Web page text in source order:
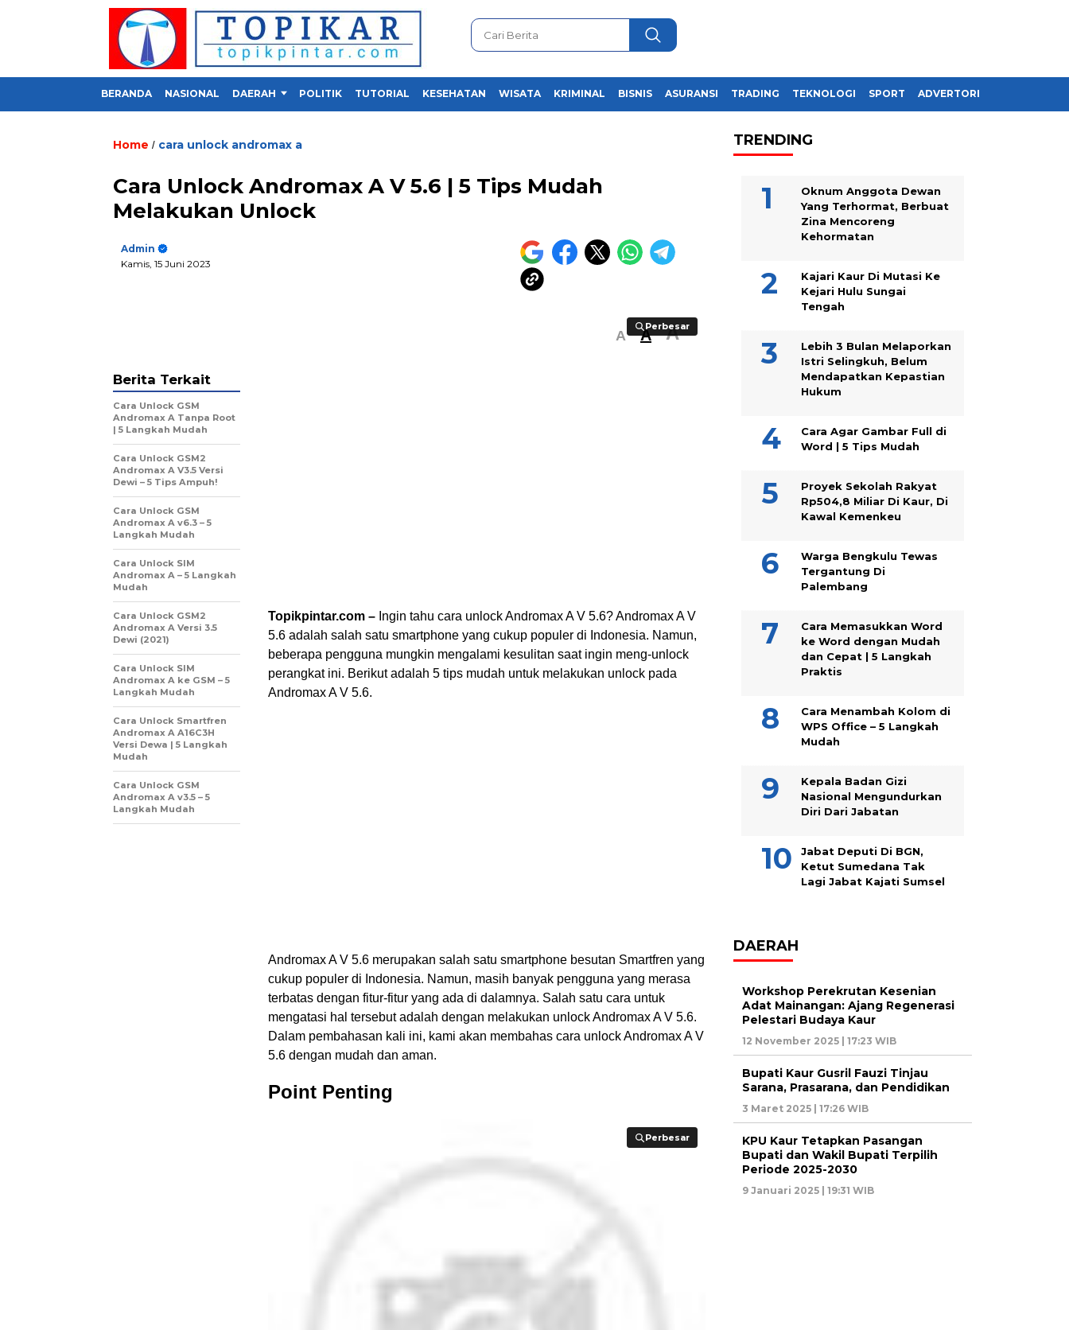
BERANDA NASIONAL DAERAH POLITIK TUTORIAL KESEHATAN WISATA KRIMINAL BISNIS ASURANSI TRADING TEKNOLOGI SPORT ADVERTORIAL
Home / cara unlock andromax a
Cara Unlock Andromax A V 5.6 | 5 Tips Mudah
Melakukan Unlock
Admin
Kamis, 15 Juni 2023
Perbesar
Perbesar
A A A
Topikpintar.com – Ingin tahu cara unlock Andromax A V 5.6? Andromax A V
5.6 adalah salah satu smartphone yang cukup populer di Indonesia. Namun,
beberapa pengguna mungkin mengalami kesulitan saat ingin meng-unlock
perangkat ini. Berikut adalah 5 tips mudah untuk melakukan unlock pada
Andromax A V 5.6.
Andromax A V 5.6 merupakan salah satu smartphone besutan Smartfren yang
cukup populer di Indonesia. Namun, masih banyak pengguna yang merasa
terbatas dengan fitur-fitur yang ada di dalamnya. Salah satu cara untuk
mengatasi hal tersebut adalah dengan melakukan unlock Andromax A V 5.6.
Dalam pembahasan kali ini, kami akan membahas cara unlock Andromax A V
5.6 dengan mudah dan aman.
Point Penting
Perbesar
Perbesar
Berita Terkait
Cara Unlock GSM
Andromax A Tanpa Root
| 5 Langkah Mudah
Cara Unlock GSM2
Andromax A V3.5 Versi
Dewi – 5 Tips Ampuh!
Cara Unlock GSM
Andromax A v6.3 – 5
Langkah Mudah
Cara Unlock SIM
Andromax A – 5 Langkah
Mudah
Cara Unlock GSM2
Andromax A Versi 3.5
Dewi (2021)
Cara Unlock SIM
Andromax A ke GSM – 5
Langkah Mudah
Cara Unlock Smartfren
Andromax A A16C3H
Versi Dewa | 5 Langkah
Mudah
Cara Unlock GSM
Andromax A v3.5 – 5
Langkah Mudah
TRENDING
Oknum Anggota Dewan
Yang Terhormat, Berbuat
Zina Mencoreng
Kehormatan
Kajari Kaur Di Mutasi Ke
Kejari Hulu Sungai
Tengah
Lebih 3 Bulan Melaporkan
Istri Selingkuh, Belum
Mendapatkan Kepastian
Hukum
Cara Agar Gambar Full di
Word | 5 Tips Mudah
Proyek Sekolah Rakyat
Rp504,8 Miliar Di Kaur, Di
Kawal Kemenkeu
Warga Bengkulu Tewas
Tergantung Di
Palembang
Cara Memasukkan Word
ke Word dengan Mudah
dan Cepat | 5 Langkah
Praktis
Cara Menambah Kolom di
WPS Office – 5 Langkah
Mudah
Kepala Badan Gizi
Nasional Mengundurkan
Diri Dari Jabatan
Jabat Deputi Di BGN,
Ketut Sumedana Tak
Lagi Jabat Kajati Sumsel
DAERAH
Workshop Perekrutan Kesenian
Adat Mainangan: Ajang Regenerasi
Pelestari Budaya Kaur
12 November 2025 | 17:23 WIB
Bupati Kaur Gusril Fauzi Tinjau
Sarana, Prasarana, dan Pendidikan
3 Maret 2025 | 17:26 WIB
KPU Kaur Tetapkan Pasangan
Bupati dan Wakil Bupati Terpilih
Periode 2025-2030
9 Januari 2025 | 19:31 WIB